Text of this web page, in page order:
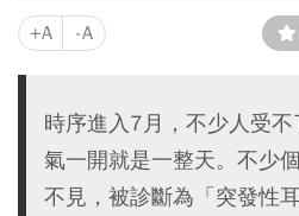
+A -A
時序進入7月，不少人受
氣一開就是一整天。不少
不見，被診斷為「突發性